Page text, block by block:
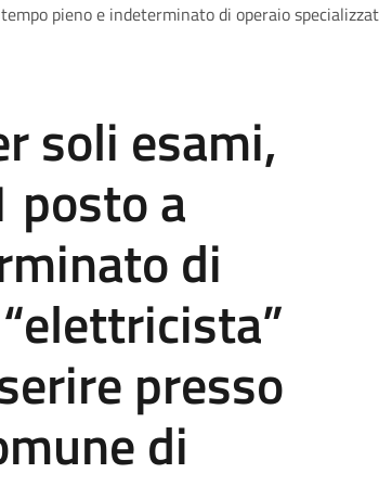
pieno e indeterminato di operaio
soli esami,
posto a
di
presso
di